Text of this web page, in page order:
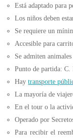
Está adaptado para
Los niños deben
Se requiere un
Accesible para
Se admiten animales
Punto de partida: C.
Haytransporte
La mayoría de
En el tour o la
Operado por
Para recibir el